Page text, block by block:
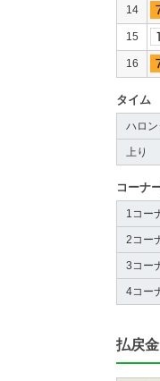
14
15
16
タイム
ハロ
上り
コーナ
1コー
2コー
3コー
4コー
払戻金